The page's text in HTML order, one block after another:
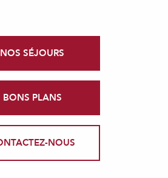
NOS SÉJOURS
BONS PLANS
NOUS